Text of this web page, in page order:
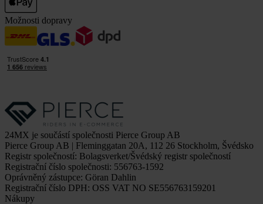
Možnosti dopravy
24MX je součástí společnosti Pierce Group AB
Pierce Group AB | Fleminggatan 20A, 112 26 Stockholm, Švédsko
Registr společností: Bolagsverket/Švédský registr společností
Registrační číslo společnosti: 556763-1592
Oprávněný zástupce: Göran Dahlin
Registrační číslo DPH: OSS VAT NO SE556763159201
Nákupy